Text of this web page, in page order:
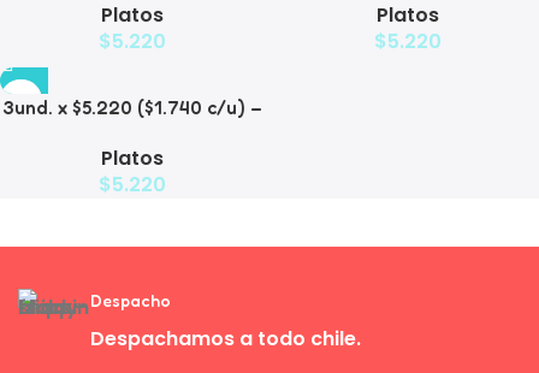
Platos
$5.220
Platos
$5.220
3und. x $5.220 ($1.740 c/u) –
Platos
$5.220
Despacho
Despachamos a todo chile.